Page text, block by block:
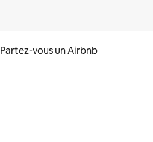
Partez-vous un Airbnb